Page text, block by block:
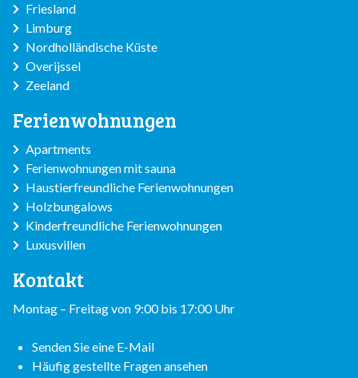
Friesland
Limburg
Nordholländische Küste
Overijssel
Zeeland
Ferienwohnungen
Apartments
Ferienwohnungen mit sauna
Haustierfreundliche Ferienwohnungen
Holzbungalows
Kinderfreundliche Ferienwohnungen
Luxusvillen
Kontakt
Montag – Freitag von 9:00 bis 17:00 Uhr
Senden Sie eine E-Mail
Häufig gestellte Fragen ansehen